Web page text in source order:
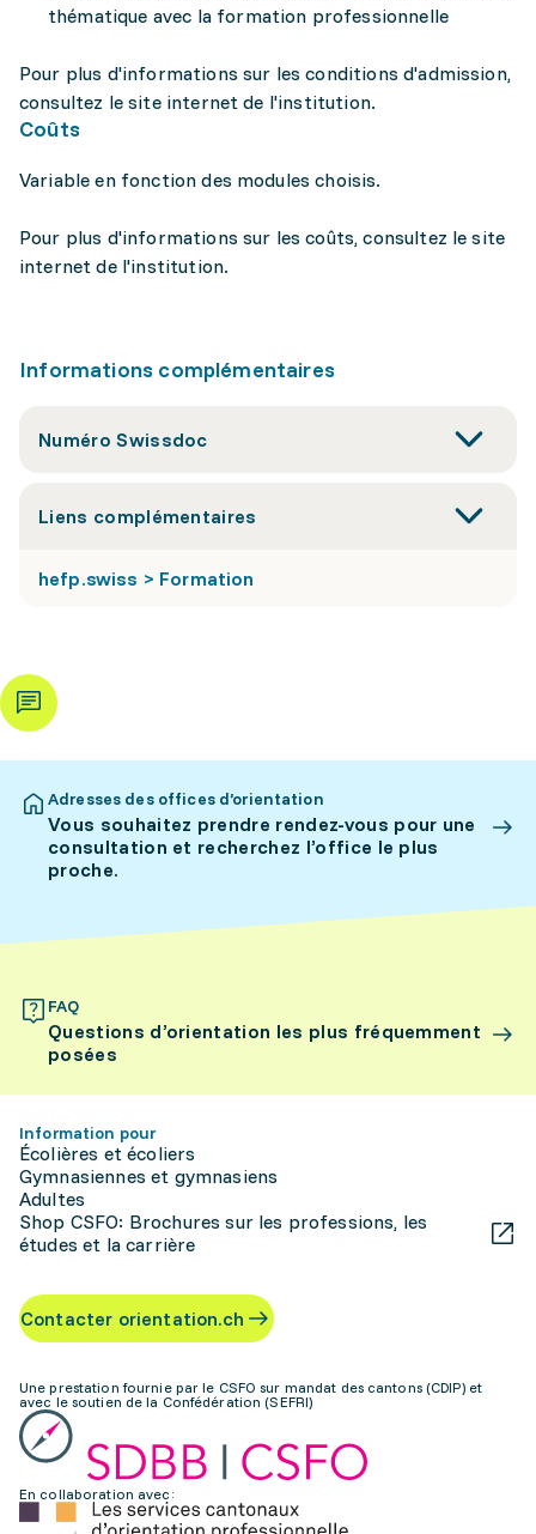
thématique avec la formation professionnelle
Pour plus d'informations sur les conditions d'admission,
consultez le site internet de l'institution.
Coûts
Variable en fonction des modules choisis.
Pour plus d'informations sur les coûts, consultez le site
internet de l'institution.
Informations complémentaires
Numéro Swissdoc
Liens complémentaires
hefp.swiss > Formation
Adresses des offices d’orientation
Vous souhaitez prendre rendez-vous pour une
consultation et recherchez l’office le plus
proche.
FAQ
Questions d’orientation les plus fréquemment
posées
Information pour
Écolières et écoliers
Gymnasiennes et gymnasiens
Adultes
Shop CSFO: Brochures sur les professions, les
études et la carrière
Contacter orientation.ch
Une prestation fournie par le CSFO sur mandat des cantons (CDIP) et
avec le soutien de la Confédération (SEFRI)
En collaboration avec: